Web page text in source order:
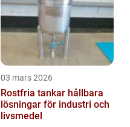
03 mars 2026
Rostfria tankar hållbara
lösningar för industri och
livsmedel